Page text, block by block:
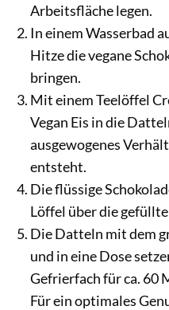
Arbeitsfläche legen.
In einem Wasserbad
Hitze die vegane
bringen.
Mit einem Teelöffel
Vegan Eis in die
ausgewogenes
entsteht.
Die flüssige
Löffel über die
Die Datteln mit dem
und in eine Dose
Gefrierfach für ca. 60
Für ein optimales